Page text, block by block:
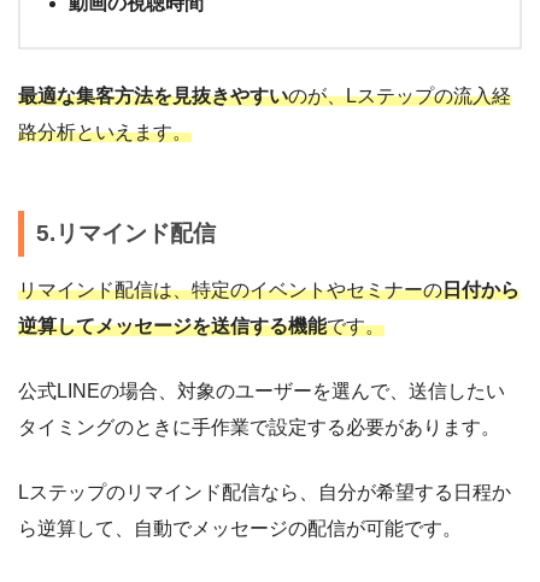
最適な集客方法を見抜きやすいのが、Lステップの流入経
路分析といえます。
5.リマインド配信
リマインド配信は、特定のイベントやセミナーの日付から
逆算してメッセージを送信する機能です。
公式LINEの場合、対象のユーザーを選んで、送信したい
タイミングのときに手作業で設定する必要があります。
Lステップのリマインド配信なら、自分が希望する日程か
ら逆算して、自動でメッセージの配信が可能です。